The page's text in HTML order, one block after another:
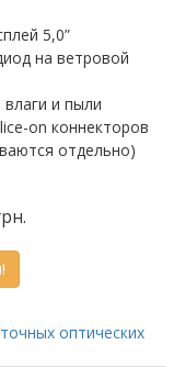
5,0”
на ветровой
и пыли
on коннекторов
отдельно)
оптических